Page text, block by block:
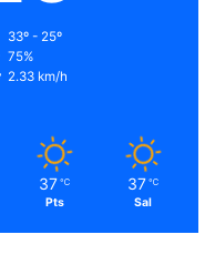
33º - 25º
75%
2.33 km/h
37 ℃
Pts
37 ℃
Sal